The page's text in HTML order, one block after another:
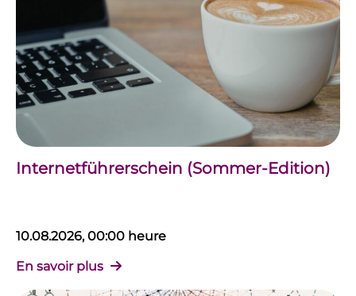
Internetführerschein (Sommer-Edition)
10.08.2026, 00:00 heure
En savoir plus